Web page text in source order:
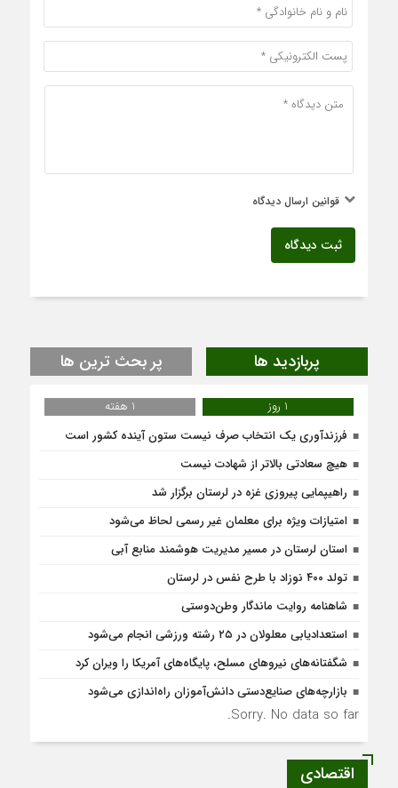
قوانین ارسال دیدگاه
ثبت دیدگاه
پربازدید ها پر بحث ترین ها
1 روز
1 هفته
فرزندآوری یک انتخاب صرف نیست ستون آینده کشور است
هیچ سعادتی بالاتر از شهادت نیست
راهیپمایی پیروزی غزه در لرستان برگزار شد
امتیازات ویژه برای معلمان غیر رسمی لحاظ می‌شود
استان لرستان در مسیر مدیریت هوشمند منابع آبی
تولد ۴۰۰ نوزاد با طرح نفس در لرستان
شاهنامه روایت ماندگار وطن‌دوستی
استعدادیابی معلولان در ۲۵ رشته ورزشی انجام می‌شود
شگفتانه‌های نیروهای مسلح، پایگاه‌های آمریکا را ویران کرد
بازارچه‌های صنایع‌دستی دانش‌آموزان راه‌اندازی می‌شود
Sorry. No data so far.
اقتصادی